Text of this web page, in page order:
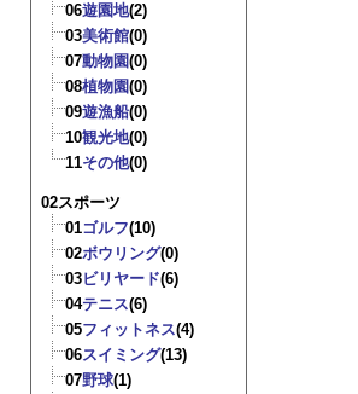
06遊園地(2)
03美術館(0)
07動物園(0)
08植物園(0)
09遊漁船(0)
10観光地(0)
11その他(0)
02スポーツ
01ゴルフ(10)
02ボウリング(0)
03ビリヤード(6)
04テニス(6)
05フィットネス(4)
06スイミング(13)
07野球(1)